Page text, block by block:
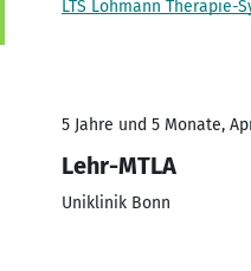
LTS Lohmann Therapie-
5 Jahre und 5 Monate,
Lehr-MTLA
Uniklinik Bonn